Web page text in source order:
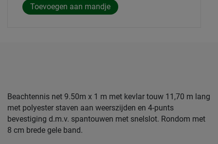
Beachtennis net 9.50m x 1 m met kevlar touw 11,70 m lang
met polyester staven aan weerszijden en 4-punts
bevestiging d.m.v. spantouwen met snelslot. Rondom met
8 cm brede gele band.